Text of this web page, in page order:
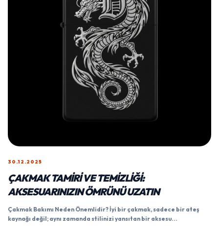
30.12.2025
ÇAKMAK TAMIRI VE TEMIZLIĞI:
AKSESUARINIZIN ÖMRÜNÜ UZATIN
Çakmak Bakımı Neden Önemlidir? İyi bir çakmak, sadece bir ateş
kaynağı değil; aynı zamanda stilinizi yansıtan bir aksesu...